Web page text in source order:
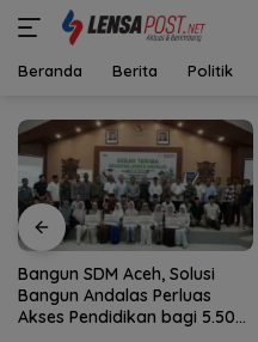
konten
Beranda Berita Politik
Bangun SDM Aceh, Solusi
Bangun Andalas Perluas
Akses Pendidikan bagi 5.500